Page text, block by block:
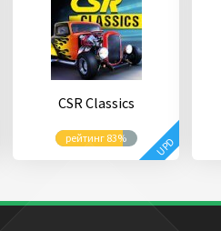
CSR Classics
рейтинг 83% UPD